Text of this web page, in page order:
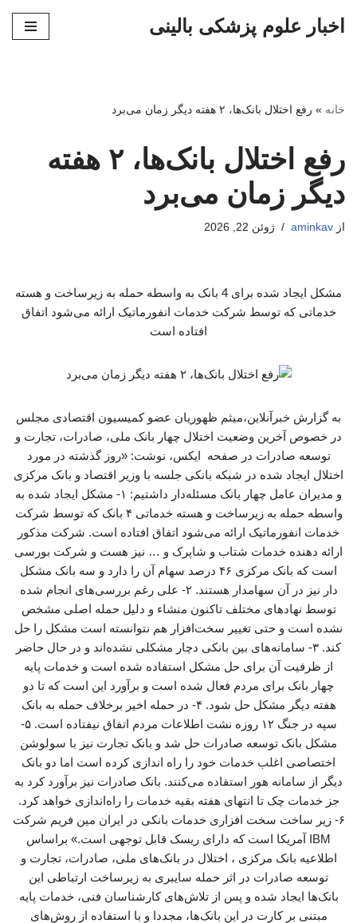
اخبار علوم پزشکی بالینی
خانه » رفع اختلال بانک‌ها، ۲ هفته دیگر زمان می‌برد
رفع اختلال بانک‌ها، ۲ هفته
دیگر زمان می‌برد
از aminkav ژوئن 22, 2026
مشکل ایجاد شده برای 4 بانک به واسطه حمله به زیرساخت و هسته
خدماتی که توسط شرکت خدمات انفورماتیک ارائه می‌شود اتفاق
افتاده است
به گزارش خبرآنلاین،میثم ظهوریان عضو کمیسیون اقتصادی مجلس
در خصوص آخرین وضعیت اختلال چهار بانک ملی، صادرات، تجارت و
توسعه صادرات در صفحه ایکس، نوشت: «روز گذشته در مورد
اختلال ایجاد شده در شبکه بانکی جلسه با وزیر اقتصاد و بانک مرکزی
و مدیران عامل چهار بانک مسئله‌دار داشتیم: ۱- مشکل ایجاد شده به
واسطه حمله به زیرساخت و هسته خدماتی ۴ بانک که توسط شرکت
خدمات انفورماتیک ارائه می‌شود اتفاق افتاده است. شرکت مذکور
ارائه دهنده خدمات شتاب و شاپرک و … نیز هست و شرکت بورسی
است که بانک‌ مرکزی ۴۶ درصد سهام آن را دارد و سه بانک مشکل
دار نیز در آن سهامدار هستند. ۲- علی رغم بررسی‌های انجام شده
توسط نهادهای مختلف تاکنون منشاء و دلیل حمله اصلی مشخص
نشده است و حتی تغییر سخت‌افزار هم نتوانسته است مشکل را حل
کند. ۳- سامانه‌های بین بانکی دچار مشکلی نشده‌اند و در حال حاضر
از ظرفیت آن برای حل مشکل استفاده شده است و خدمات پایه
چهار بانک برای مردم فعال شده است و برآورد این است که تا دو
هفته دیگر مشکل حل شود. ۴- در حمله اخیر برخلاف حمله به بانک
سپه در جنگ ۱۲ روزه نشت اطلاعات مردم اتفاق نیفتاده است. ۵-
مشکل بانک توسعه صادرات حل شد و بانک تجارت نیز با سولوشن
اختصاصی اغلب خدمات خود را راه اندازی کرده است اما دو بانک
دیگر از سامانه هور استفاده می‌کنند. بانک صادرات نیز برآورد کرد به
جز خدمات چک تا انتهای هفته بقیه خدمات را راه‌اندازی خواهد کرد.
۶- زیر ساخت سخت افزاری خدمات بانکی در ایران مین فریم شرکت
IBM آمریکا است که دارای ریسک قابل توجهی است.» براساس
اطلاعیه بانک مرکزی ، اختلال در بانک‌های ملی، صادرات، تجارت و
توسعه صادرات در اثر حمله سایبری به زیرساخت‌ ارتباطی این
بانک‌ها ایجاد شده و پس از تلاش‌های کارشناسان فنی، خدمات پایه
مبتنی بر کارت در این بانک‌ها، مجددا و با استفاده از روش‌های